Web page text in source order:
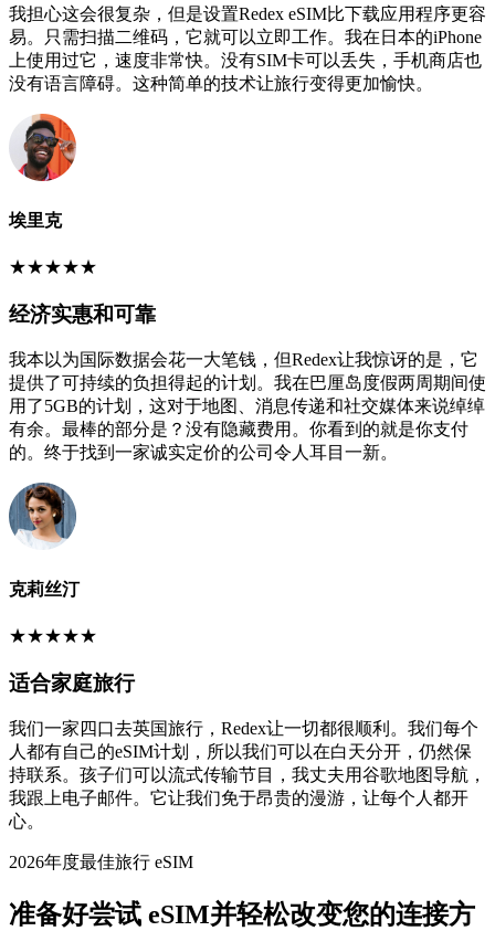
我担心这会很复杂，但是设置Redex eSIM比下载应用程序更容
易。只需扫描二维码，它就可以立即工作。我在日本的iPhone
上使用过它，速度非常快。没有SIM卡可以丢失，手机商店也
没有语言障碍。这种简单的技术让旅行变得更加愉快。
埃里克
★★★★★
经济实惠和可靠
我本以为国际数据会花一大笔钱，但Redex让我惊讶的是，它
提供了可持续的负担得起的计划。我在巴厘岛度假两周期间使
用了5GB的计划，这对于地图、消息传递和社交媒体来说绰绰
有余。最棒的部分是？没有隐藏费用。你看到的就是你支付
的。终于找到一家诚实定价的公司令人耳目一新。
克莉丝汀
★★★★★
适合家庭旅行
我们一家四口去英国旅行，Redex让一切都很顺利。我们每个
人都有自己的eSIM计划，所以我们可以在白天分开，仍然保
持联系。孩子们可以流式传输节目，我丈夫用谷歌地图导航，
我跟上电子邮件。它让我们免于昂贵的漫游，让每个人都开
心。
2026年度最佳旅行 eSIM
准备好尝试 eSIM并轻松改变您的连接方